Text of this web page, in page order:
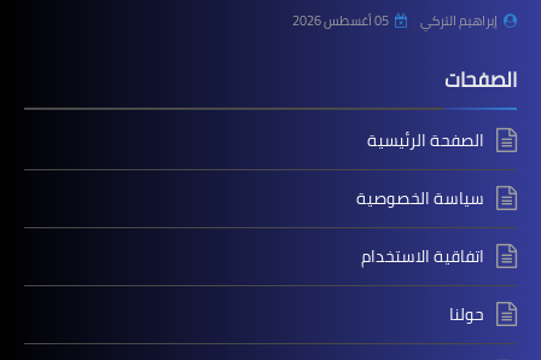
إبراهيم التركي 05 أغسطس 2026
الصفحات
الصفحة الرئيسية
سياسة الخصوصية
اتفاقية الاستخدام
حولنا